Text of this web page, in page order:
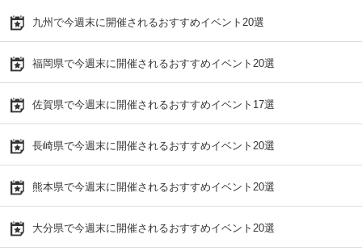
九州で今週末に開催されるおすすめイベント20選
福岡県で今週末に開催されるおすすめイベント20選
佐賀県で今週末に開催されるおすすめイベント17選
長崎県で今週末に開催されるおすすめイベント20選
熊本県で今週末に開催されるおすすめイベント20選
大分県で今週末に開催されるおすすめイベント20選